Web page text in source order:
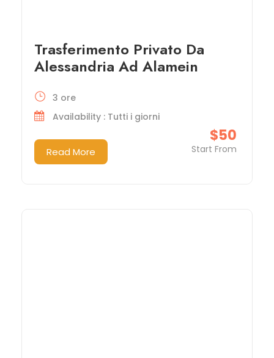
Trasferimento Privato Da
Alessandria Ad Alamein
$50
Start From
3 ore
Availability : Tutti i giorni
Read More